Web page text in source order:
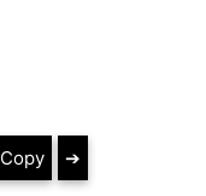
Copy ➔